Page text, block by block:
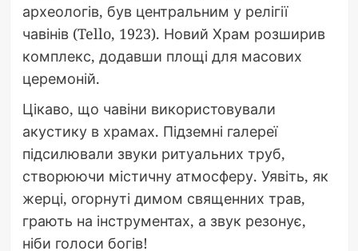
археологів, був центральним у релігії
чавінів (Tello, 1923). Новий Храм розширив
комплекс, додавши площі для масових
церемоній.
Цікаво, що чавіни використовували
акустику в храмах. Підземні галереї
підсилювали звуки ритуальних труб,
створюючи містичну атмосферу. Уявіть, як
жерці, огорнуті димом священних трав,
грають на інструментах, а звук резонує,
ніби голоси богів!